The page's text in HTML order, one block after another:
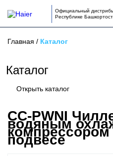
Официальный
Республике
Главная / Каталог
Каталог
Открыть каталог
CC-PWNI
водяным
подвесе